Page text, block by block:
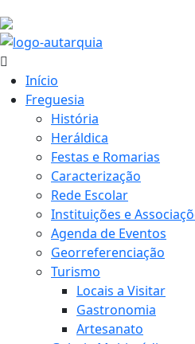
Início
Freguesia
História
Heráldica
Festas e Romarias
Caracterização
Rede Escolar
Instituições e
Agenda de Eventos
Georreferenciação
Turismo
Locais a Visitar
Gastronomia
Artesanato